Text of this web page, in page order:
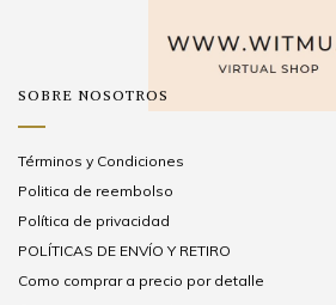
SOBRE NOSOTROS
Términos y Condiciones
Politica de reembolso
Política de privacidad
POLÍTICAS DE ENVÍO Y RETIRO
Como comprar a precio por detalle